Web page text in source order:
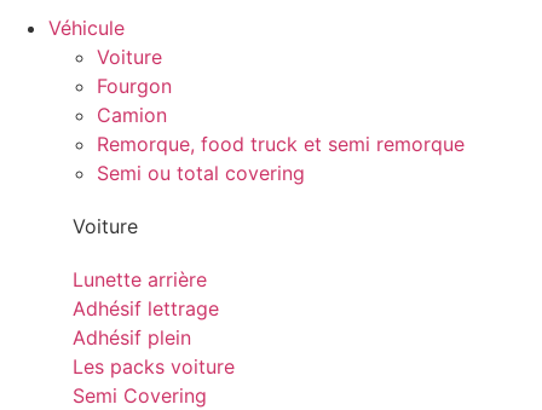
Véhicule
Voiture
Fourgon
Camion
Remorque, food truck et semi remorque
Semi ou total covering
Voiture
Lunette arrière
Adhésif lettrage
Adhésif plein
Les packs voiture
Semi Covering